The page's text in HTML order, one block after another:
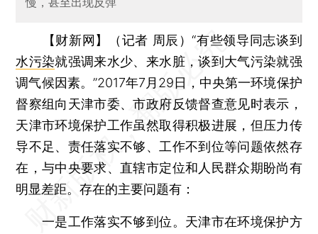
【财新网】（记者 周辰）“有些领导同志谈到
水污染就强调来水少、来水脏，谈到大气污染就强
调气候因素。”2017年7月29日，中央第一环境保护
督察组向天津市委、市政府反馈督查意见时表示，
天津市环境保护工作虽然取得积极进展，但压力传
导不足、责任落实不够、工作不到位等问题依然存
在，与中央要求、直辖市定位和人民群众期盼尚有
明显差距。存在的主要问题有：
一是工作落实不够到位。天津市在环境保护方